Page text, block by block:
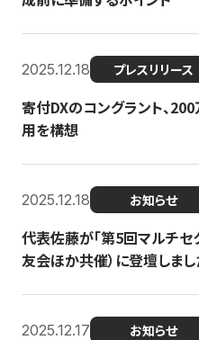
2025.12.18 プレスリリース
寄付DXのコングラント、
用を構想
2025.12.18 お知らせ
代表佐藤が「第5回マルチセ
友会ほか共催）に登壇しま
2025.12.17 お知らせ